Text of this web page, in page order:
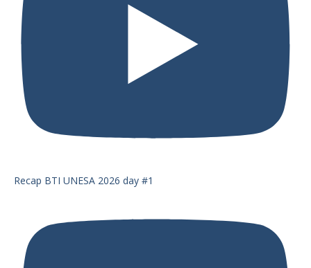
Recap BTI UNESA 2026 day #1